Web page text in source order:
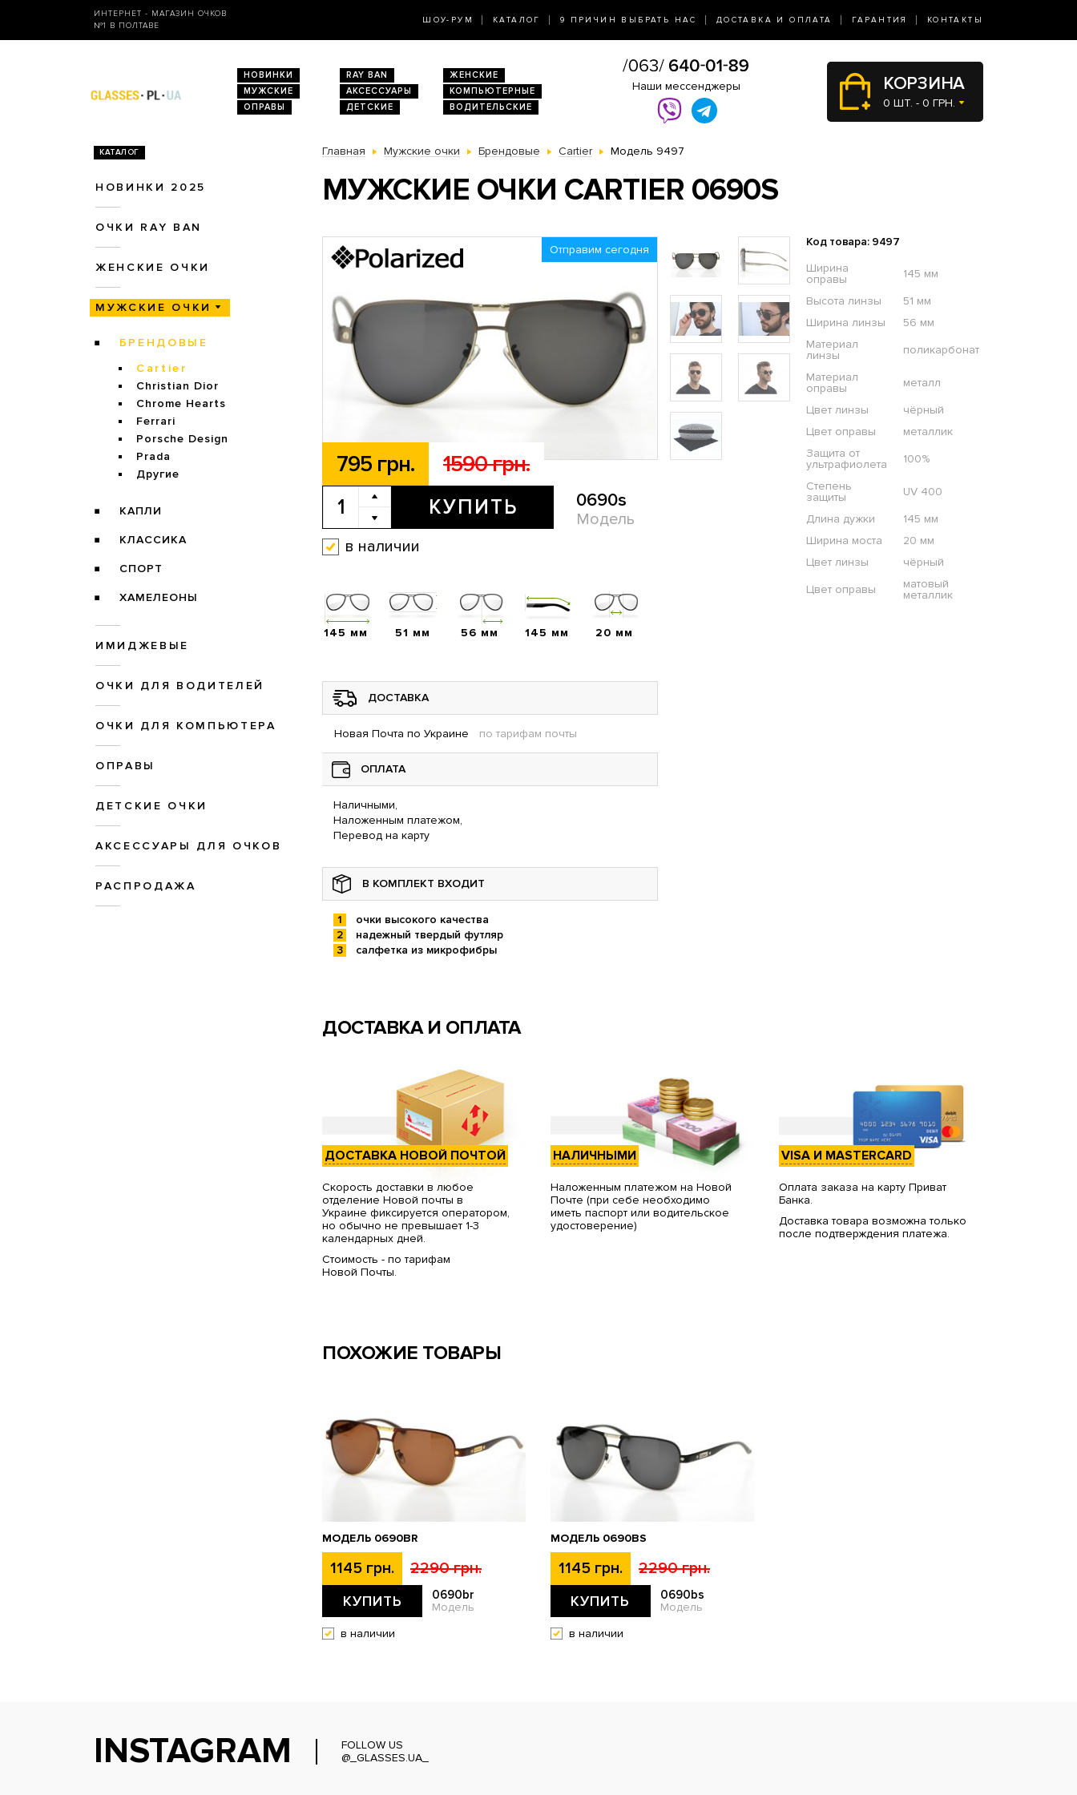
ИНТЕРНЕТ - МАГАЗИН ОЧКОВ
№1 В ПОЛТАВЕ
ШОУ-РУМ КАТАЛОГ 9 ПРИЧИН ВЫБРАТЬ НАС ДОСТАВКА И ОПЛАТА ГАРАНТИЯ КОНТАКТЫ
НОВИНКИ RAY BAN
ЖЕНСКИЕ
МУЖСКИЕ
АКСЕССУАРЫ
КОМПЬЮТЕРНЫЕ
ОПРАВЫ
ДЕТСКИЕ ВОДИТЕЛЬСКИЕ
Наши мессенджеры КОРЗИНА
0 ШТ. - 0 ГРН.
КАТАЛОГ
НОВИНКИ 2025
ОЧКИ RAY BAN
ЖЕНСКИЕ ОЧКИ
МУЖСКИЕ ОЧКИ
БРЕНДОВЫЕ
Cartier
Christian Dior
Chrome Hearts
Ferrari
Porsche Design
Prada
Другие
КАПЛИ
КЛАССИКА
СПОРТ
ХАМЕЛЕОНЫ
ИМИДЖЕВЫЕ
ОЧКИ ДЛЯ ВОДИТЕЛЕЙ
ОЧКИ ДЛЯ КОМПЬЮТЕРА
ОПРАВЫ
ДЕТСКИЕ ОЧКИ
АКСЕССУАРЫ ДЛЯ ОЧКОВ
РАСПРОДАЖА
Главная Мужские очки Брендовые Cartier Модель 9497
МУЖСКИЕ ОЧКИ CARTIER 0690S
Отправим сегодня
795 грн. 1590 грн.
КУПИТЬ 0690s
Модель
в наличии
Код товара: 9497
Ширина
оправы
145 мм
Высота линзы
51 мм
Ширина линзы
56 мм
Материал
линзы
поликарбонат
Материал
оправы
металл
Цвет линзы
чёрный
Цвет оправы
металлик
Защита от
ультрафиолета
100%
Степень
защиты
UV 400
Длина дужки
145 мм
Ширина моста
20 мм
Цвет линзы
чёрный
Цвет оправы
матовый
металлик
145 мм 51 мм 56 мм 145 мм 20 мм
ДОСТАВКА
Новая Почта по Украине по тарифам почты
ОПЛАТА
Наличными,
Наложенным платежом,
Перевод на карту
В КОМПЛЕКТ ВХОДИТ
очки высокого качества
надежный твердый футляр
салфетка из микрофибры
ДОСТАВКА И ОПЛАТА
ДОСТАВКА НОВОЙ ПОЧТОЙ
Скорость доставки в любое
отделение Новой почты в
Украине фиксируется оператором,
но обычно не превышает 1-3
календарных дней.
Стоимость - по тарифам
Новой Почты.
НАЛИЧНЫМИ
Наложенным платежом на Новой
Почте (при себе необходимо
иметь паспорт или водительское
удостоверение)
VISA И MASTERCARD
Оплата заказа на карту Приват
Банка.
Доставка товара возможна только
после подтверждения платежа.
ПОХОЖИЕ ТОВАРЫ
МОДЕЛЬ 0690BR
1145 грн. 2290 грн.
КУПИТЬ 0690br
Модель
в наличии
МОДЕЛЬ 0690BS
1145 грн. 2290 грн.
КУПИТЬ 0690bs
Модель
в наличии
INSTAGRAM
FOLLOW US
@_GLASSES.UA_